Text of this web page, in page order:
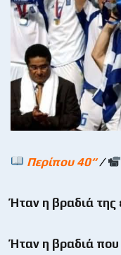
Περίπου 40“/
Ήταν η βραδιά της
Ήταν η βραδιά που